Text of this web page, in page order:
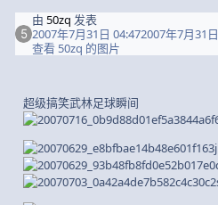
由50zq 发表
2007年7月31日 04:472007年7月31日
查看 50zq 的图片
超级搞笑武林足球瞬间